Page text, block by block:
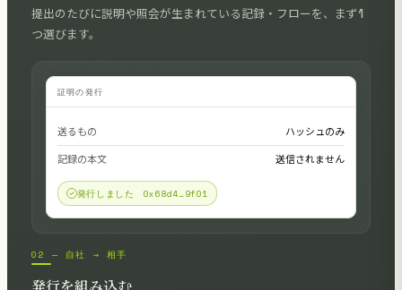
提出のたびに説明や照会が生まれている記録・フローを、まず1
つ選びます。
証明の発行
送るもの ハッシュのみ
記録の本文 送信されません
発行しました 0x68d4…9f01
02 — 自社 → 相手